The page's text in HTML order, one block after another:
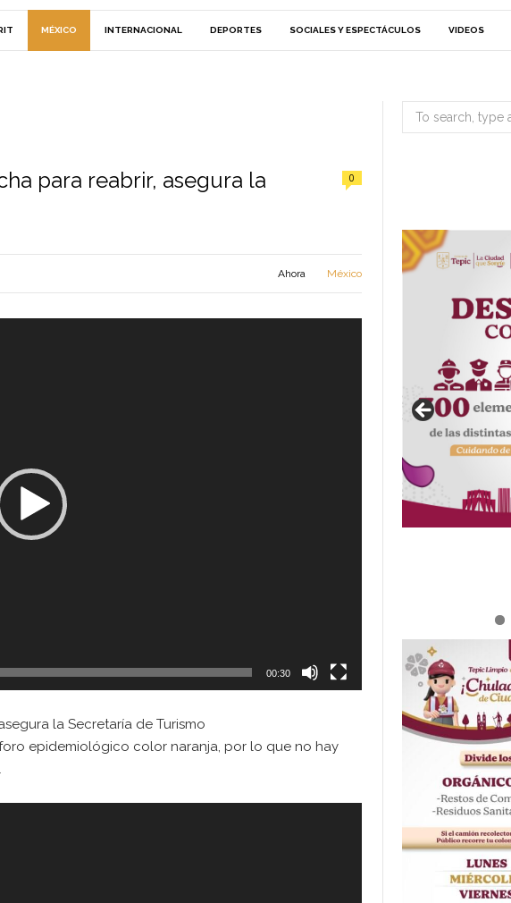
MÉXICO INTERNACIONAL DEPORTES SOCIALES Y ESPECTÁCULOS VIDEOS
para reabrir, asegura la
0
Ahora México
00:30
la Secretaría de Turismo
epidemiológico color naranja, por lo que no hay
Search
for: